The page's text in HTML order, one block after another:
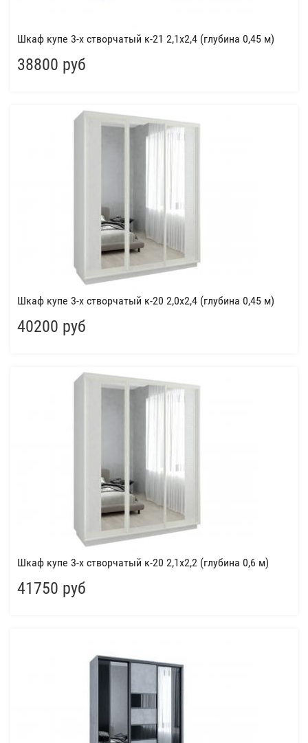
Шкаф купе 3-х створчатый к-21 2,1x2,4 (глубина 0,45 м)
38800 руб
Шкаф купе 3-х створчатый к-20 2,0x2,4 (глубина 0,45 м)
40200 руб
Шкаф купе 3-х створчатый к-20 2,1x2,2 (глубина 0,6 м)
41750 руб